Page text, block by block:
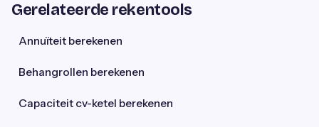
Gerelateerde rekentools
Annuïteit berekenen
Behangrollen berekenen
Capaciteit cv-ketel berekenen